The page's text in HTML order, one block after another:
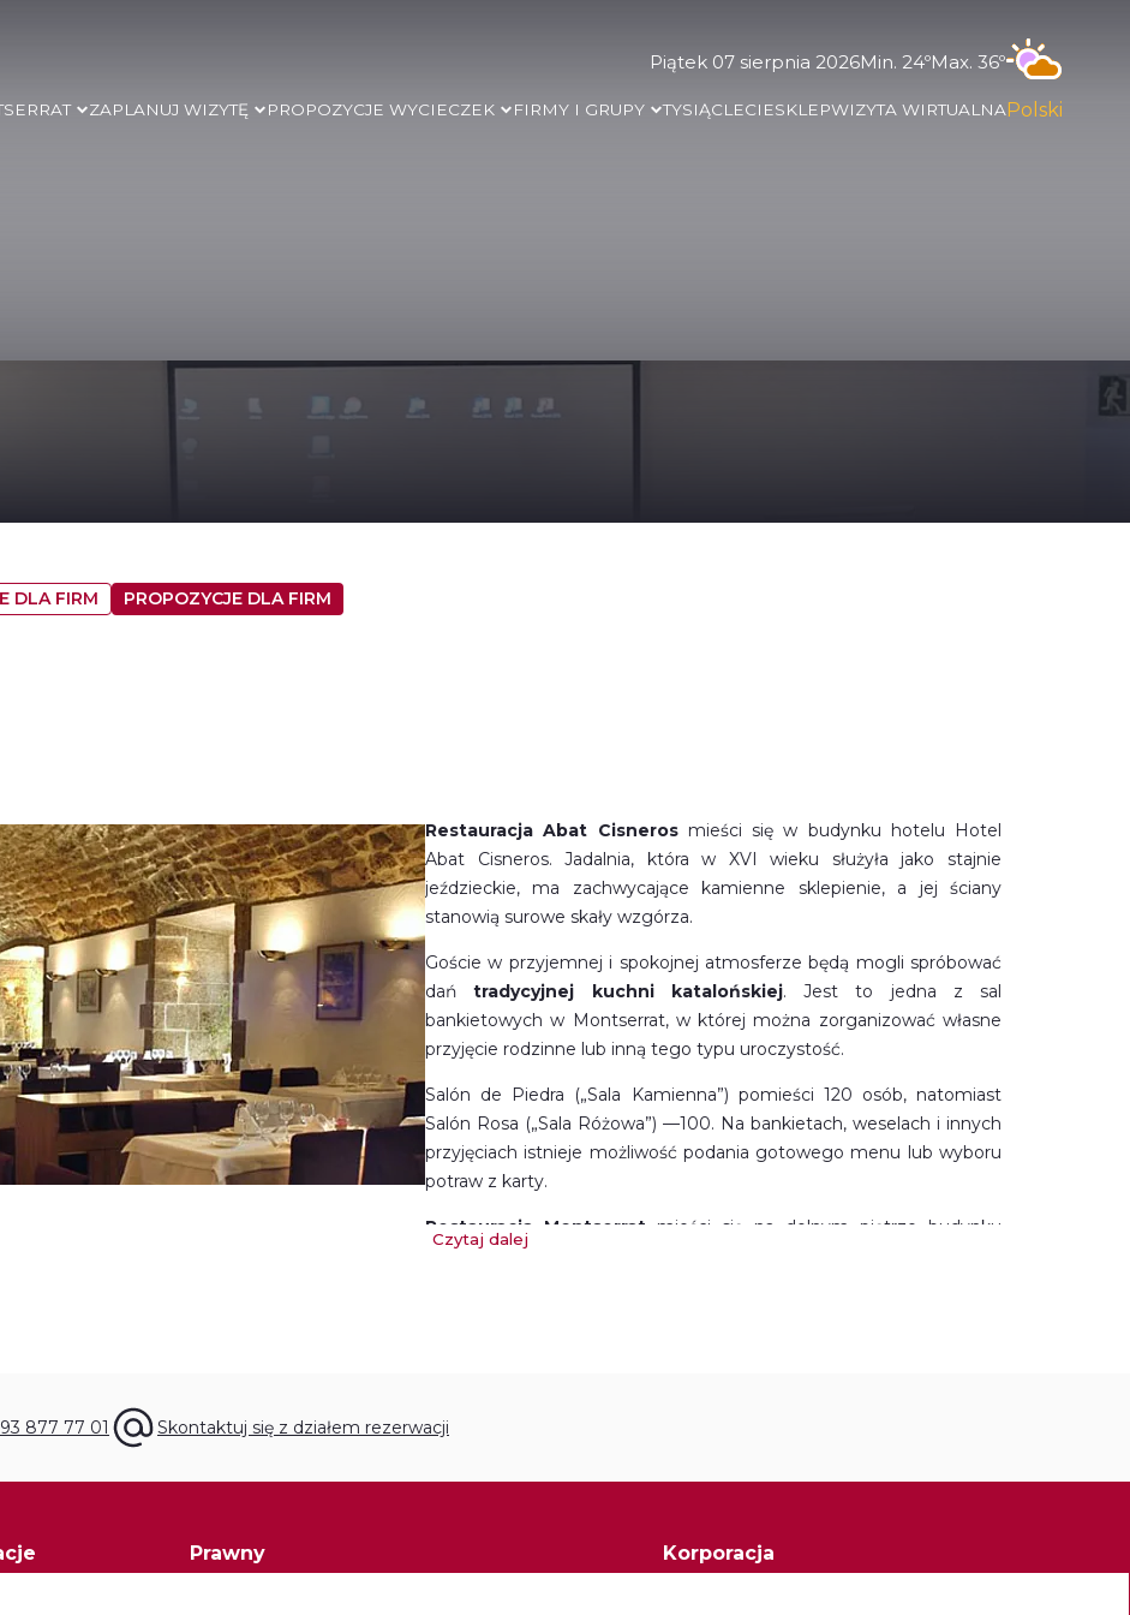
Piątek 07 sierpnia 2026Min. 24ºMax. 36º
ZAPLANUJ WIZYTĘ PROPOZYCJE WYCIECZEK FIRMY I GRUPY TYSIĄCLECIESKLEPWIZYTA WIRTUALNAPolski
DLA FIRM PROPOZYCJE DLA FIRM
Restauracja Abat Cisnerosmieści się w budynku hotelu Hotel
Abat Cisneros. Jadalnia, która w XVI wieku służyła jako stajnie
jeździeckie, ma zachwycające kamienne sklepienie, a jej ściany
stanowią surowe skały wzgórza.
Goście w przyjemnej i spokojnej atmosferze będą mogli spróbować
dańtradycyjnej kuchni katalońskiej. Jest to jedna z sal
bankietowych w Montserrat, w której można zorganizować własne
przyjęcie rodzinne lub inną tego typu uroczystość.
Salón de Piedra („Sala Kamienna”) pomieści 120 osób, natomiast
Salón Rosa („Sala Różowa”) —100. Na bankietach, weselach i innych
przyjęciach istnieje możliwość podania gotowego menu lub wyboru
potraw z karty.
Restauracja Montserrat mieści się na dolnym piętrze budynku
Mirador dels Apòstols
Jadalnie są duże i istnieje możliwość zorganizowania w nich spotkań i
Czytaj dalej
877 77 01 Skontaktuj się z działem rezerwacji
Prawny Korporacja